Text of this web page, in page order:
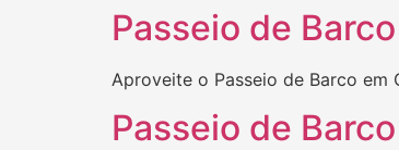
Passeio de
Aproveite o Passeio de Barco
Passeio de